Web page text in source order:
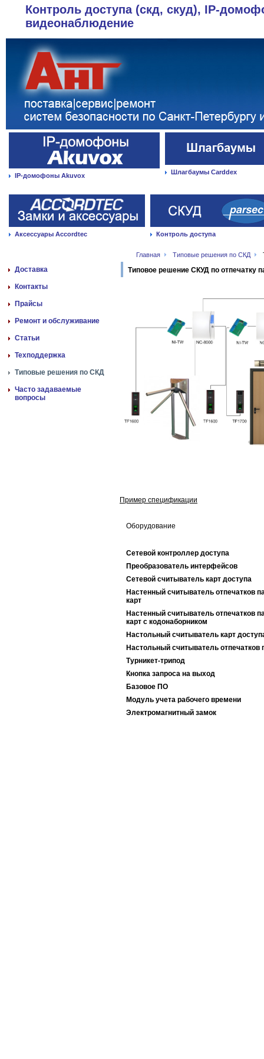
Контроль доступа (скд, скуд), IP-
видеонаблюдение
IP-домофоны Akuvox Шлагбаумы Carddex
Аксессуары Accordtec Контроль доступа
Главная Типовые решения по СКД
Доставка
Контакты
Прайсы
Ремонт и обслуживание
Статьи
Техподдержка
Типовые решения по СКД
Часто задаваемые
вопросы
Типовое решение СКУД по отпечатку
Пример спецификации
Оборудование
Сетевой контроллер доступа
Преобразователь интерфейсов
Сетевой считыватель карт доступа
Настенный считыватель отпечатков
карт
Настенный считыватель отпечатков
карт c кодонаборником
Настольный считыватель карт
Настольный считыватель отпечатков
Турникет-трипод
Кнопка запроса на выход
Базовое ПО
Модуль учета рабочего времени
Электромагнитный замок